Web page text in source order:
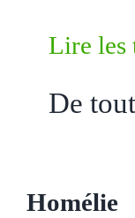
Lire les
De
Homélie